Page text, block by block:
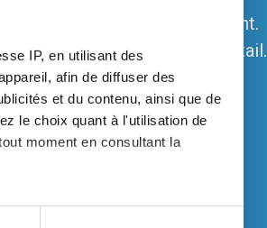
IP, en utilisant des
afin de diffuser des
et du contenu, ainsi que de
le choix quant à l'utilisation de
moment en consultant la
et dans rapidement.
expliquer Vos besoins en détail.